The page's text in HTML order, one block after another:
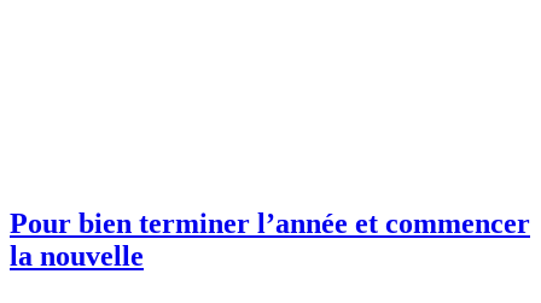
Pour bien terminer l’année et commencer
la nouvelle